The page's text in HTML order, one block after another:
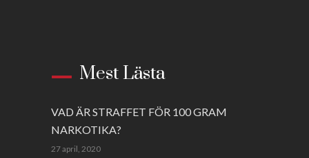
Mest Lästa
VAD ÄR STRAFFET FÖR 100 GRAM
NARKOTIKA?
27 april, 2020